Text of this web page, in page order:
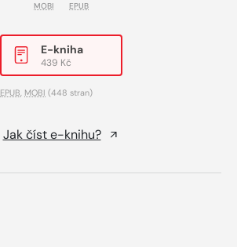
MOBI EPUB
E-kniha
439 Kč
EPUB, MOBI (448 stran)
Jak číst e-knihu?